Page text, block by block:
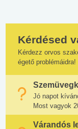
Kérdésed
Kérdezz orvos
égető problémáidra!
Jó napot
Most vagyok
Várandós